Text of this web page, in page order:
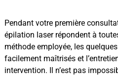
Pendant votre première
épilation laser répondent à
méthode employée, les
facilement maîtrisés et
intervention. Il n’est pas